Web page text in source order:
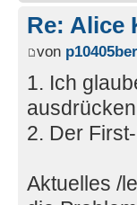
Re: Alice
von
1. Ich
2. Der
Aktuelles /